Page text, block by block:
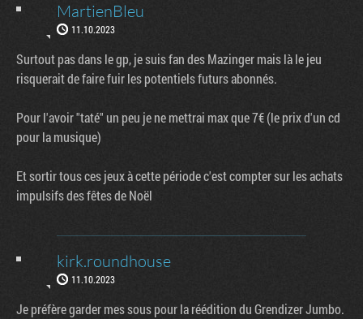
MartienBleu
11.10.2023
Surtout pas dans le gp, je suis fan des Mazinger mais là le jeu
risquerait de faire fuir les potentiels futurs abonnés.
Pour l'avoir "taté" un peu je ne mettrai max que 7€ (le prix d'un cd
pour la musique)
Et sortir tous ces jeux à cette période c'est compter sur les achats
impulsifs des fêtes de Noël
kirk.roundhouse
11.10.2023
Je préfère garder mes sous pour la réédition du Grendizer Jumbo.